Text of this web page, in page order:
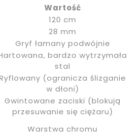
Wartość
120 cm
28 mm
Gryf łamany podwójnie
bardzo wytrzymała
stal
(ogranicza ślizganie
w dłoni)
Gwintowane zaciski (blokują
przesuwanie się ciężaru)
Warstwa chromu